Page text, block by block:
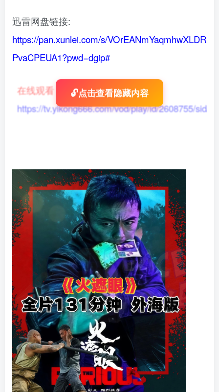
迅雷网盘链接:
https://pan.xunlei.com/s/VOrEANmYaqmhwXLDR
PvaCPEUA1?pwd=dgip#
在线观看
https://tv.yikong666.com/vod/play/id/2608755/sid/
🔓点击查看隐藏内容